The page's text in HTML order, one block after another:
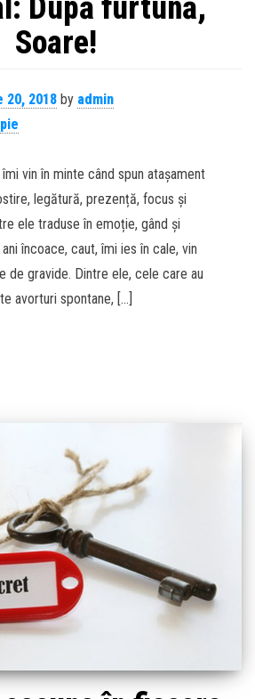
După furtună,
Soare!
2018 by admin
vin în minte când spun atașament
legătură, prezență, focus și
ele traduse în emoție, gând și
încoace, caut, îmi ies în cale, vin
de gravide. Dintre ele, cele care au
avorturi spontane, […]